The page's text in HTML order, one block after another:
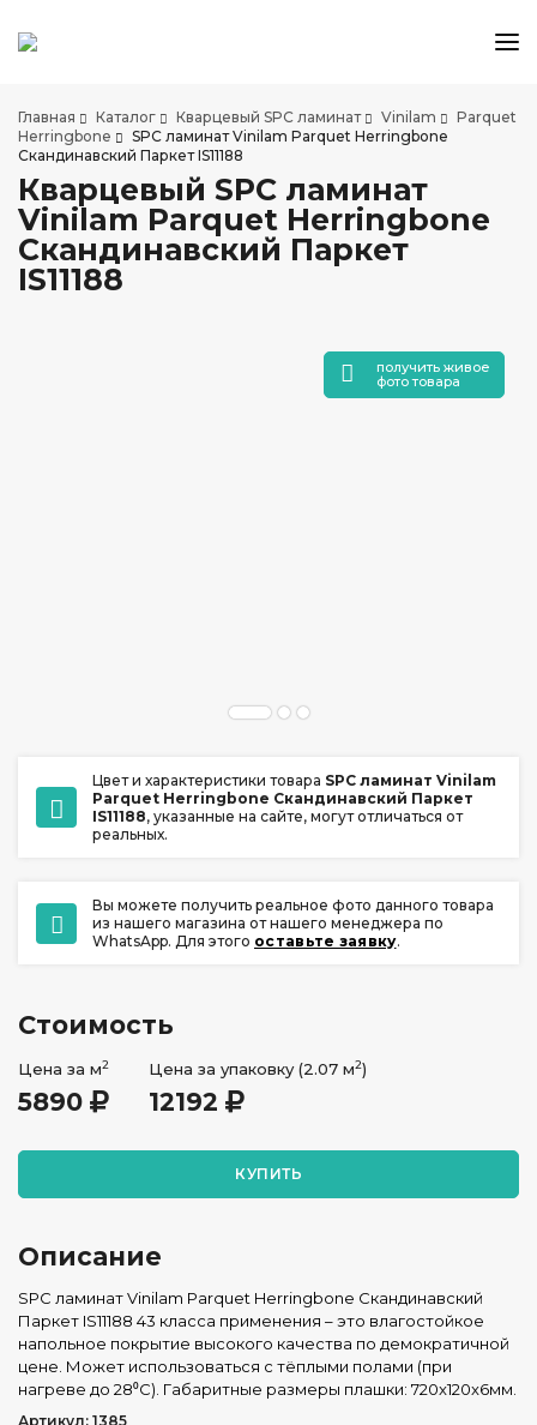
АКЦИИ И СКИДКИ
О КОМПАНИИ
НАШИ МАГАЗИНЫ
ДОСТАВКА И ОПЛАТА
УСЛУГИ ПО УКЛАДКЕ
Главная Каталог Кварцевый SPC ламинат Vinilam
Parquet
Herringbone
SPC ламинат Vinilam Parquet Herringbone
Скандинавский Паркет IS11188
Кварцевый SPC ламинат
Vinilam Parquet Herringbone
Скандинавский Паркет
IS11188
получить живое
фото товара
Цвет и характеристики товара SPC ламинат Vinilam
Parquet Herringbone Скандинавский Паркет
IS11188, указанные на сайте, могут отличаться от
реальных.
Вы можете получить реальное фото данного товара
из нашего магазина от нашего менеджера по
WhatsApp. Для этого оставьте заявку.
Стоимость
Цена за м2
5890
Цена за упаковку (2.07 м2)
12192
КУПИТЬ
Описание
SPC ламинат Vinilam Parquet Herringbone Скандинавский
Паркет IS11188 43 класса применения – это влагостойкое
напольное покрытие высокого качества по демократичной
цене. Может использоваться с тёплыми полами (при
нагреве до 28⁰С). Габаритные размеры плашки: 720x120x6мм.
Артикул: 1385